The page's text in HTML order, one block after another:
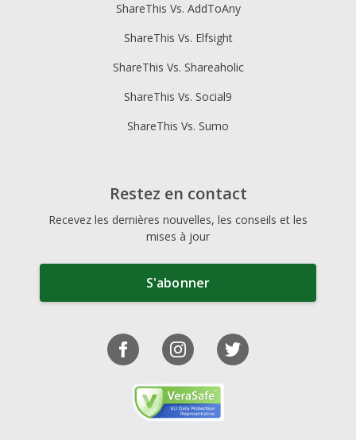
ShareThis Vs. AddToAny
ShareThis Vs. Elfsight
ShareThis Vs. Shareaholic
ShareThis Vs. Social9
ShareThis Vs. Sumo
Restez en contact
Recevez les dernières nouvelles, les conseils et les
mises à jour
S'abonner